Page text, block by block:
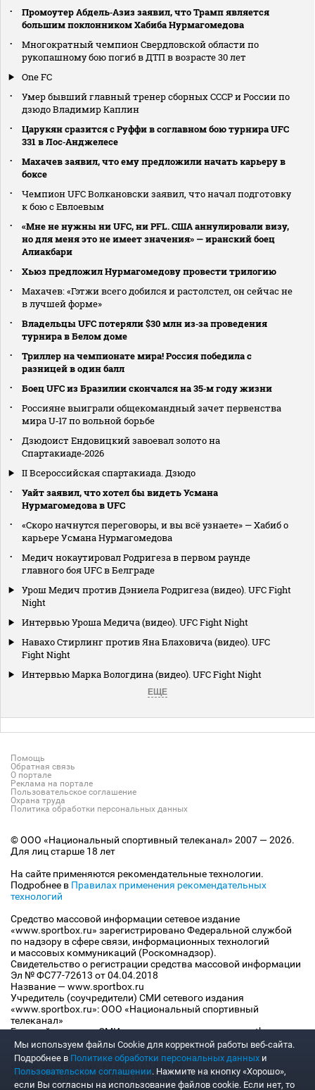
Промоутер Абдель‑Азиз заявил, что Трамп является
большим поклонником Хабиба Нурмагомедова
Многократный чемпион Свердловской области по
рукопашному бою погиб в ДТП в возрасте 30 лет
One FC
Умер бывший главный тренер сборных СССР и России по
дзюдо Владимир Каплин
Царукян сразится с Руффи в соглавном бою турнира UFC
331 в Лос‑Анджелесе
Махачев заявил, что ему предложили начать карьеру в
боксе
Чемпион UFC Волкановски заявил, что начал подготовку
к бою с Евлоевым
«Мне не нужны ни UFC, ни PFL. США аннулировали визу,
но для меня это не имеет значения» — иранский боец
Алиакбари
Хьюз предложил Нурмагомедову провести трилогию
Махачев: «Гэтжи всего добился и растолстел, он сейчас не
в лучшей форме»
Владельцы UFC потеряли $30 млн из‑за проведения
турнира в Белом доме
Триллер на чемпионате мира! Россия победила с
разницей в один балл
Боец UFC из Бразилии скончался на 35‑м году жизни
Россияне выиграли общекомандный зачет первенства
мира U‑17 по вольной борьбе
Дзюдоист Ендовицкий завоевал золото на
Спартакиаде‑2026
II Всероссийская спартакиада. Дзюдо
Уайт заявил, что хотел бы видеть Усмана
Нурмагомедова в UFC
«Скоро начнутся переговоры, и вы всё узнаете» — Хабиб о
карьере Усмана Нурмагомедова
Медич нокаутировал Родригеза в первом раунде
главного боя UFC в Белграде
Урош Медич против Дэниела Родригеза (видео). UFC Fight
Night
Интервью Уроша Медича (видео). UFC Fight Night
Навахо Стирлинг против Яна Блаховича (видео). UFC
Fight Night
Интервью Марка Вологдина (видео). UFC Fight Night
ЕЩЕ
Помощь
Обратная связь
О портале
Реклама на портале
Пользовательское соглашение
Охрана труда
Политика обработки персональных данных
© ООО «Национальный спортивный телеканал» 2007 — 2026.
Для лиц старше 18 лет
На сайте применяются рекомендательные технологии.
Подробнее в Правилах применения рекомендательных
технологий
Средство массовой информации сетевое издание
«www.sportbox.ru» зарегистрировано Федеральной службой
по надзору в сфере связи, информационных технологий
и массовых коммуникаций (Роскомнадзор).
Свидетельство о регистрации средства массовой информации
Эл № ФС77-72613 от 04.04.2018
Название — www.sportbox.ru
Учредитель (соучредители) СМИ сетевого издания
«www.sportbox.ru»: ООО «Национальный спортивный
телеканал»
Главный редактор СМИ сетевого издания «www.sportbox.ru»:
Конов В.А.
Номер телефона редакции СМИ сетевого издания
«www.sportbox.ru»: +7 (495) 653 8419
Адрес электронной почты редакции СМИ сетевого издания
Мы используем файлы Сookie для корректной работы веб-сайта.
Подробнее в Политике обработки персональных данных и
Пользовательском соглашении. Нажмите на кнопку «Хорошо»,
если Вы согласны на использование файлов cookie. Если нет, то